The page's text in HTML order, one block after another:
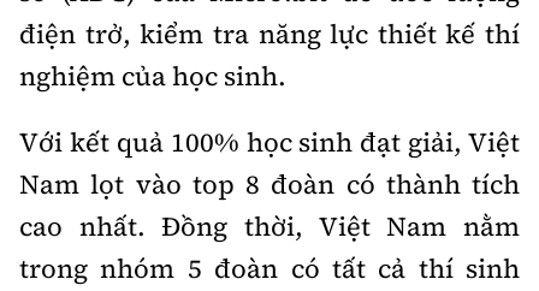
điện trở, kiểm tra năng lực thiết kế thí
nghiệm của học sinh.
Với kết quả 100% học sinh đạt giải, Việt
Nam lọt vào top 8 đoàn có thành tích
cao nhất. Đồng thời, Việt Nam nằm
trong nhóm 5 đoàn có tất cả thí sinh